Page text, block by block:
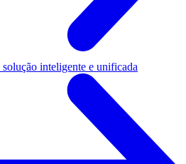
inteligente e unificada